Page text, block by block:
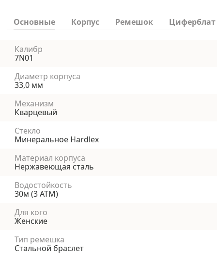
Основные Корпус Ремешок Циферблат
Калибр
7N01
Диаметр корпуса
33,0 мм
Механизм
Кварцевый
Стекло
Минеральное Hardlex
Материал корпуса
Нержавеющая сталь
Водостойкость
30м (3 АТМ)
Для кого
Женские
Тип ремешка
Стальной браслет